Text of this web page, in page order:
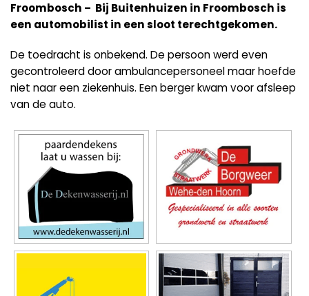
Froombosch – Bij Buitenhuizen in Froombosch is
een automobilist in een sloot terechtgekomen.
De toedracht is onbekend. De persoon werd even
gecontroleerd door ambulancepersoneel maar hoefde
niet naar een ziekenhuis. Een berger kwam voor afsleep
van de auto.